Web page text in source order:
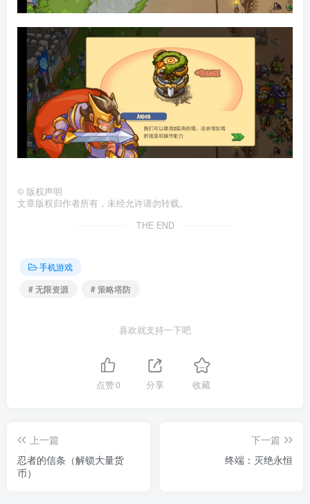
© 版权声明
文章版权归作者所有，未经允许请勿转载。
THE END
手机游戏
# 无限资源
# 策略塔防
喜欢就支持一下吧
点赞0 分享 收藏
上一篇
忍者的信条（解锁大量货
币）
下一篇
终端：灭绝永恒